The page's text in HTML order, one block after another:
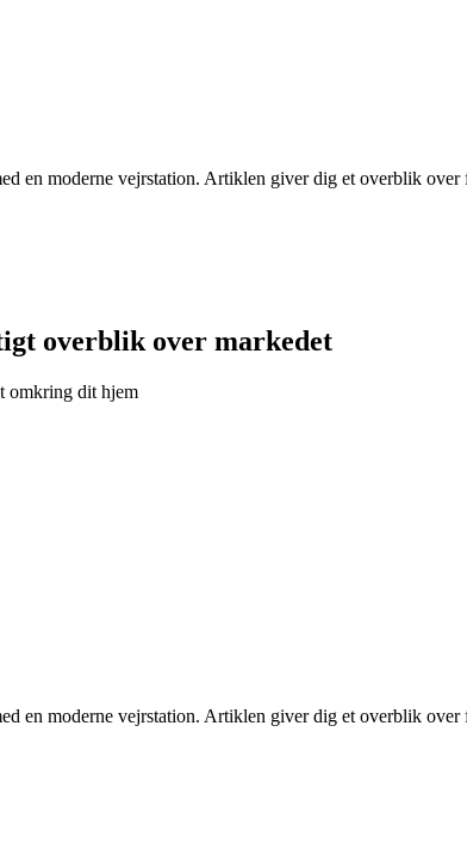
en moderne vejrstation. Artiklen giver dig et overblik
overblik over markedet
omkring dit hjem
en moderne vejrstation. Artiklen giver dig et overblik